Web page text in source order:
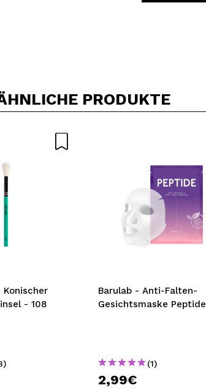
PRODUKTE
Konischer
- 108
Barulab - Anti-Falten-
Gesichtsmaske Peptide
(1)
2,99€